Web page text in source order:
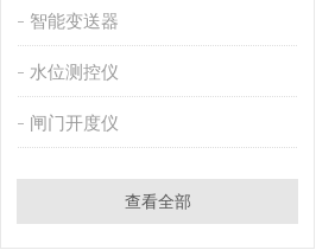
智能变送器
水位测控仪
闸门开度仪
查看全部